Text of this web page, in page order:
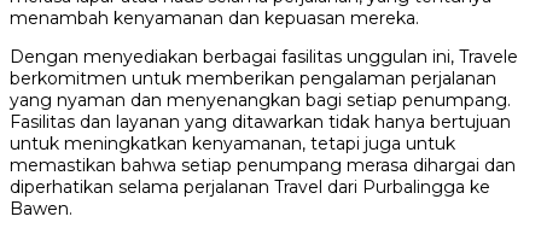
menambah kenyamanan dan kepuasan mereka.
Dengan menyediakan berbagai fasilitas unggulan ini, Travele
berkomitmen untuk memberikan pengalaman perjalanan
yang nyaman dan menyenangkan bagi setiap penumpang.
Fasilitas dan layanan yang ditawarkan tidak hanya bertujuan
untuk meningkatkan kenyamanan, tetapi juga untuk
memastikan bahwa setiap penumpang merasa dihargai dan
diperhatikan selama perjalanan Travel dari Purbalingga ke
Bawen.